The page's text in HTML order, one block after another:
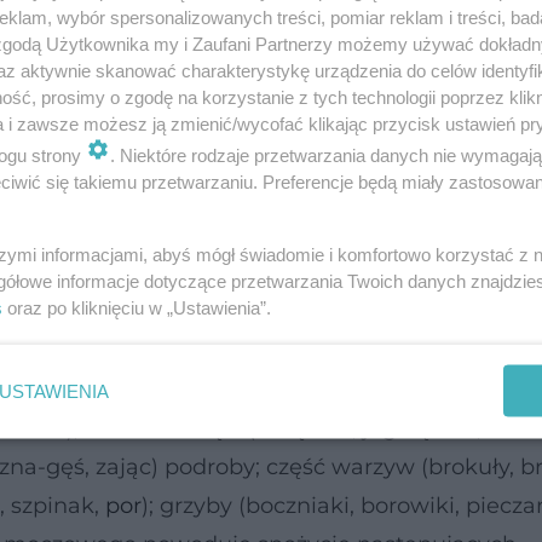
kwasu moczowego.
na parze, rzadziej pieczone i smażone.
ilości wody. Dlatego polecane są potrawy typu
najlepiej rozpuszczalnej.
mostek, parówki, kaszanka, kiełbasy), ryby
kapusta czerwona, włoska), suche nasiona
(dorsz, karp, łosoś, pstrąg, makrela, sandacz,
niektóre mięsa(cielęcina, jagnięcina,
gęś, zając) podroby; część warzyw (brokuły,
szpinak, por); grzyby (boczniaki, borowiki,
wybór spersonalizowanych treści, pomiar reklam i treści,
Użytkownika my i Zaufani Partnerzy możemy używać
aktywnie skanować charakterystykę urządzenia do celów
prosimy o zgodę na korzystanie z tych technologii poprzez
i zawsze możesz ją zmienić/wycofać klikając przycisk ustawień
strony
. Niektóre rodzaje przetwarzania danych nie
się takiemu przetwarzaniu. Preferencje będą miały
informacjami, abyś mógł świadomie i komfortowo korzystać z
informacje dotyczące przetwarzania Twoich danych
oraz po kliknięciu w „Ustawienia”.
USTAWIENIA